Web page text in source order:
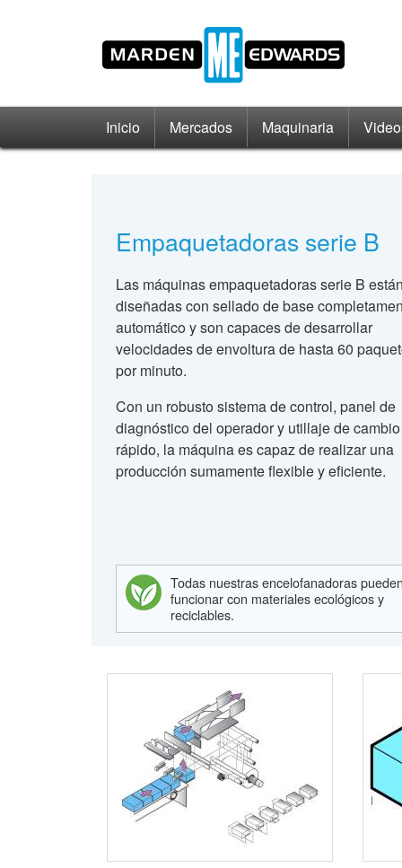
Inicio Mercados Maquinaria
Empaquetadoras serie B
Las máquinas empaquetadoras serie B
diseñadas con sellado de base
automático y son capaces de desarrollar
velocidades de envoltura de hasta 60
por minuto.
Con un robusto sistema de control, panel de
diagnóstico del operador y utillaje de cambio
rápido, la máquina es capaz de realizar una
producción sumamente flexible y eficiente.
Todas nuestras encelofanadoras
funcionar con materiales ecológicos y
reciclables.